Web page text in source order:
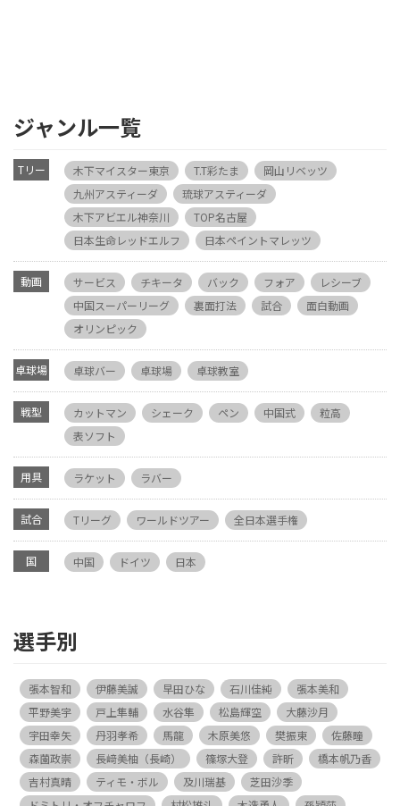
ジャンル一覧
Tリー
木下マイスター東京 T.T彩たま
岡山リベッツ
九州アスティーダ
琉球アスティーダ
木下アビエル神奈川
TOP名古屋
日本生命レッドエルフ
日本ペイントマレッツ
動画 サービス チキータ バック フォア
レシーブ
中国スーパーリーグ
裏面打法 試合
面白動画
オリンピック
卓球場 卓球バー 卓球場 卓球教室
戦型 カットマン シェーク ペン 中国式
粒高
表ソフト
用具 ラケット ラバー
試合 Tリーグ ワールドツアー 全日本選手権
国 中国 ドイツ 日本
選手別
張本智和 伊藤美誠 早田ひな 石川佳純
張本美和
平野美宇
戸上隼輔 水谷隼 松島輝空
大藤沙月
宇田幸矢
丹羽孝希 馬龍 木原美悠 樊振東
佐藤瞳
森薗政崇
長﨑美柚（長崎） 篠塚大登 許昕
橋本帆乃香
吉村真晴
ティモ・ボル 及川瑞基
芝田沙季